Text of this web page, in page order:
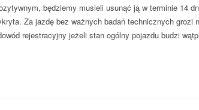
będziemy musieli usunąć ją w terminie 14
Za jazdę bez ważnych badań technicznych grozi
rejestracyjny jeżeli stan ogólny pojazdu budzi